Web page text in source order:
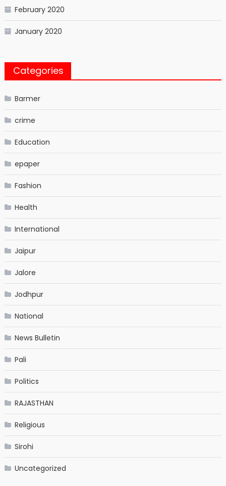
February 2020
January 2020
Categories
Barmer
crime
Education
epaper
Fashion
Health
International
Jaipur
Jalore
Jodhpur
National
News Bulletin
Pali
Politics
RAJASTHAN
Religious
Sirohi
Uncategorized